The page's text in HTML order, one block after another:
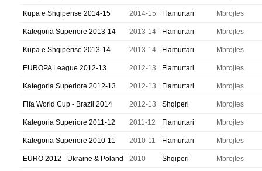
Kupa e Shqiperise 2014-15 2014-15 Flamurtari Mbrojtes
Kategoria Superiore 2013-14 2013-14 Flamurtari Mbrojtes
Kupa e Shqiperise 2013-14 2013-14 Flamurtari Mbrojtes
EUROPA League 2012-13 2012-13 Flamurtari Mbrojtes
Kategoria Superiore 2012-13 2012-13 Flamurtari Mbrojtes
Fifa World Cup - Brazil 2014 2012-13 Shqiperi Mbrojtes
Kategoria Superiore 2011-12 2011-12 Flamurtari Mbrojtes
Kategoria Superiore 2010-11 2010-11 Flamurtari Mbrojtes
EURO 2012 - Ukraine & Poland 2010 Shqiperi Mbrojtes